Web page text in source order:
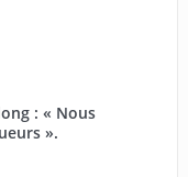
: « Nous
».